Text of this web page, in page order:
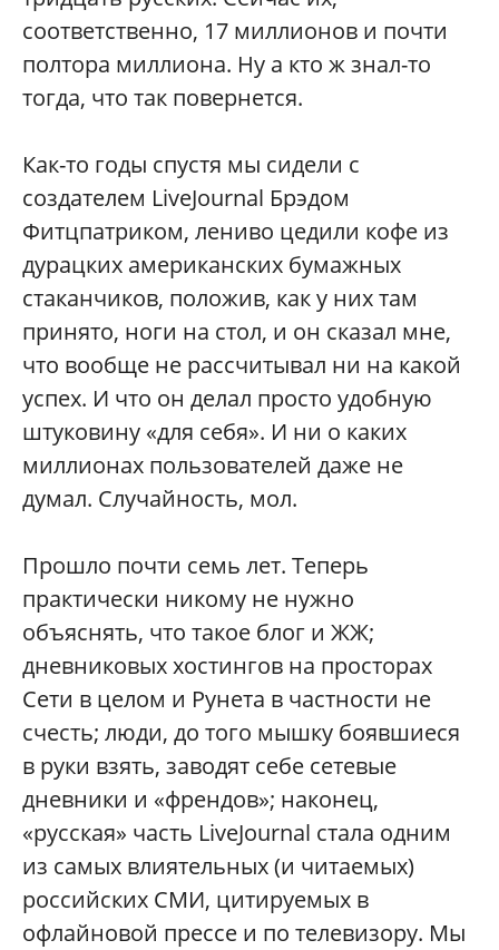
соответственно, 17 миллионов и почти
полтора миллиона. Ну а кто ж знал-то
тогда, что так повернется.
Как-то годы спустя мы сидели с
создателем LiveJournal Брэдом
Фитцпатриком, лениво цедили кофе из
дурацких американских бумажных
стаканчиков, положив, как у них там
принято, ноги на стол, и он сказал мне,
что вообще не рассчитывал ни на какой
успех. И что он делал просто удобную
штуковину «для себя». И ни о каких
миллионах пользователей даже не
думал. Случайность, мол.
Прошло почти семь лет. Теперь
практически никому не нужно
объяснять, что такое блог и ЖЖ;
дневниковых хостингов на просторах
Сети в целом и Рунета в частности не
счесть; люди, до того мышку боявшиеся
в руки взять, заводят себе сетевые
дневники и «френдов»; наконец,
«русская» часть LiveJournal стала одним
из самых влиятельных (и читаемых)
российских СМИ, цитируемых в
офлайновой прессе и по телевизору. Мы